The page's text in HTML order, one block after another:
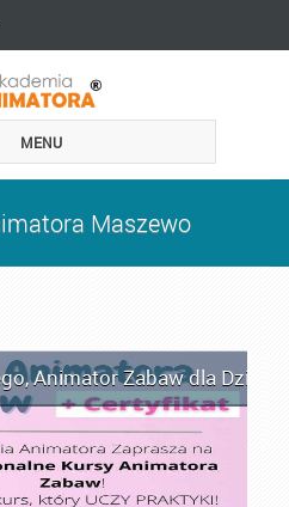
MENU
Maszewo
,Animator Zabaw dla Dzieci